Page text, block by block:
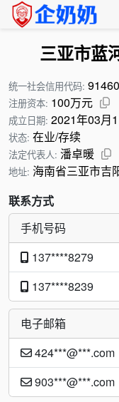
三亚市蓝
统一社会信用代码:
注册资本: 100万元
成立日期: 2021年03月
状态: 在业/存续
法定代表人: 潘卓暖
地址: 海南省三亚市吉
联系方式
手机号码
137****8279
137****8239
电子邮箱
424***@***.com
903***@***.com